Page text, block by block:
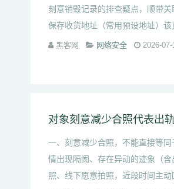
刻意销毁记录的排查疑点，顺带
保存收货地址（常用预设地址）该
黑客网 网络安全 2026-07-
一、刻意减少合照，不能直接等
情出现隔阂、存在异动的迹象（
照、线下愿意拍照，近段时间主动